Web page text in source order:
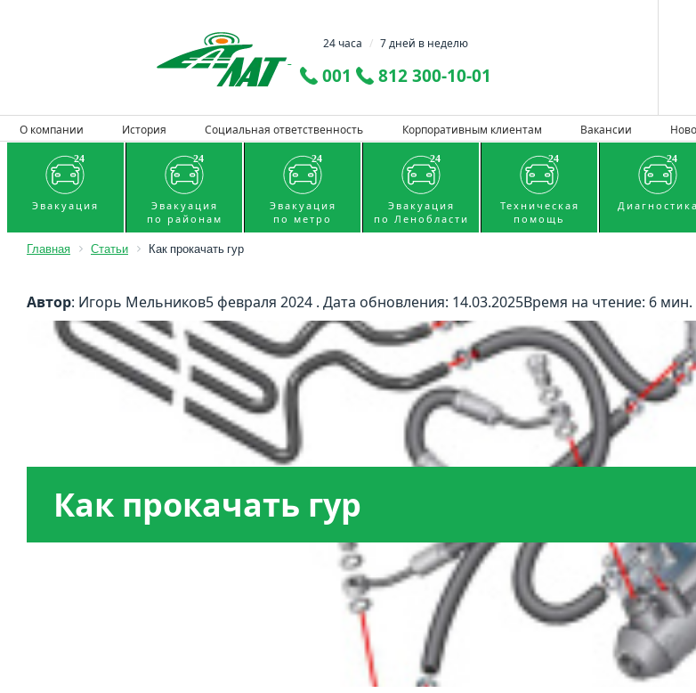
24 часа / 7 дней в неделю
001 812 300-10-01
О компании История Социальная ответственность Корпоративным клиентам Вакансии
Эвакуация
Эвакуация
по районам
Эвакуация
по метро
Эвакуация
по Ленобласти
Техническая
помощь
Диагностика
Главная Статьи Как прокачать гур
Автор: Игорь Мельников5 февраля 2024 . Дата обновления: 14.03.2025Время на чтение: 6 мин.
Как прокачать гур